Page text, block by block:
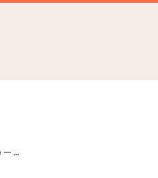
Skoda Enyaq iV rekkevidde — WLTP vs norsk virkelighet